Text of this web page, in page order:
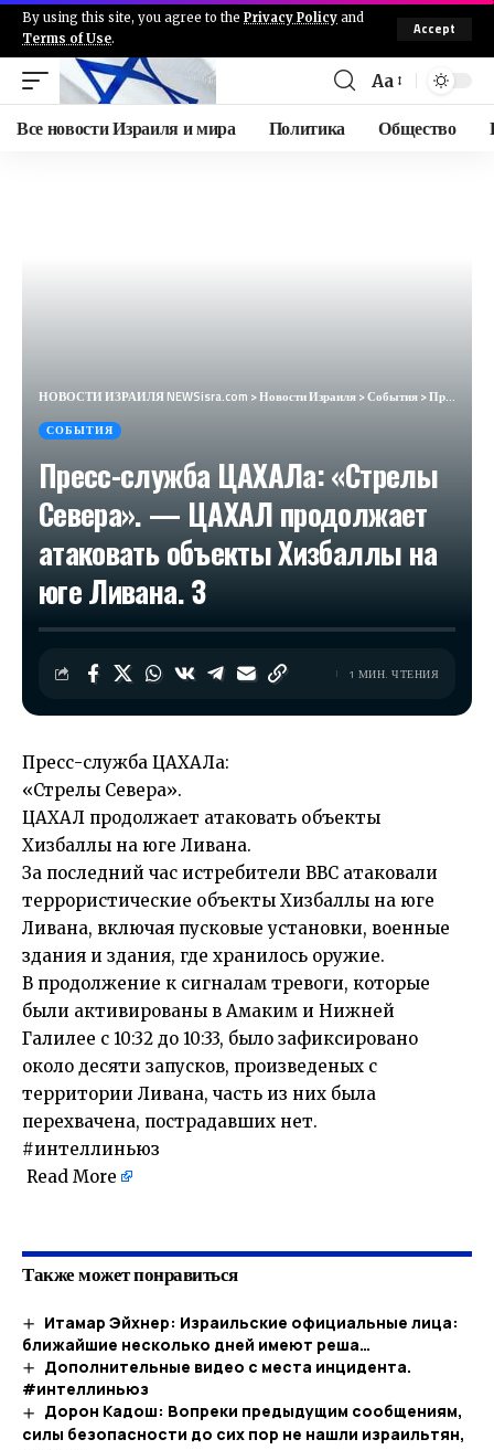
By using this site, you agree to the Privacy Policy and
Terms of Use.
Accept
Aa
Все новости Израиля и мира Политика Общество
НОВОСТИ ИЗРАИЛЯ NEWSisra.com >Новости Израиля>События>Пресс-служба ЦАХАЛа: «Стрелы Севера». — ЦАХАЛ продолжает атаковать объекты Хизбаллы на юге Ливана. З
СОБЫТИЯ
Пресс-служба ЦАХАЛа: «Стрелы
Севера». — ЦАХАЛ продолжает
атаковать объекты Хизбаллы на
юге Ливана. З
1 МИН. ЧТЕНИЯ
Пресс-служба ЦАХАЛа:
«Стрелы Севера».
ЦАХАЛ продолжает атаковать объекты
Хизбаллы на юге Ливана.
За последний час истребители ВВС атаковали
террористические объекты Хизбаллы на юге
Ливана, включая пусковые установки, военные
здания и здания, где хранилось оружие.
В продолжение к сигналам тревоги, которые
были активированы в Амаким и Нижней
Галилее с 10:32 до 10:33, было зафиксировано
около десяти запусков, произведеных с
территории Ливана, часть из них была
перехвачена, пострадавших нет.
#интеллиньюз
Read More
Также может понравиться
Итамар Эйхнер: Израильские официальные лица:
ближайшие несколько дней имеют реша…​
Дополнительные видео с места инцидента.
#интеллиньюз
Дорон Кадош: Вопреки предыдущим сообщениям,
силы безопасности до сих пор не нашли израильтян,